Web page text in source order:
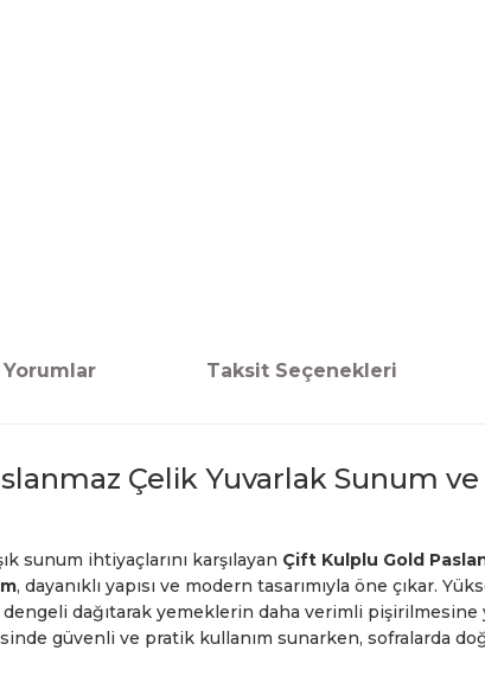
Yorumlar Taksit Seçenekleri
Çelik Yuvarlak Sunum
sunum ihtiyaçlarını karşılayan Çift Kulplu Gold
, dayanıklı yapısı ve modern tasarımıyla öne çıkar.
dağıtarak yemeklerin daha verimli pişirilmesine
güvenli ve pratik kullanım sunarken, sofralarda